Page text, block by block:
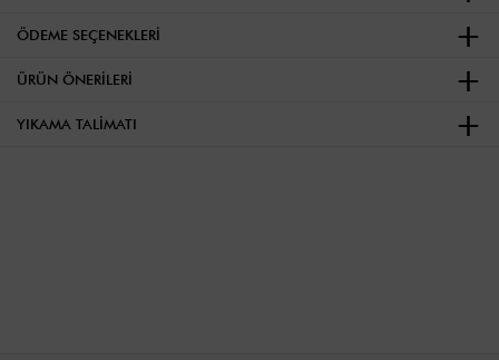
ÖDEME SEÇENEKLERI
ÜRÜN ÖNERILERI
YIKAMA TALIMATI